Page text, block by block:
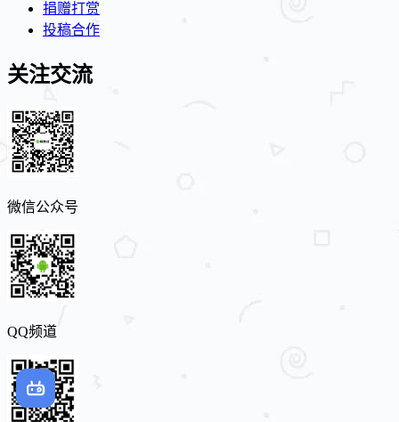
捐赠打赏
投稿合作
关注交流
微信公众号
QQ频道